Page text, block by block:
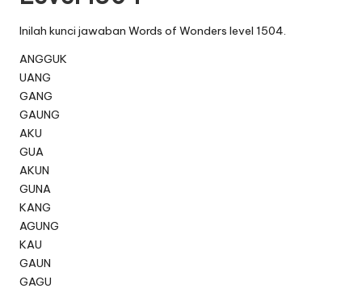
Inilah kunci jawaban Words of Wonders level 1504.
ANGGUK
UANG
GANG
GAUNG
AKU
GUA
AKUN
GUNA
KANG
AGUNG
KAU
GAUN
GAGU